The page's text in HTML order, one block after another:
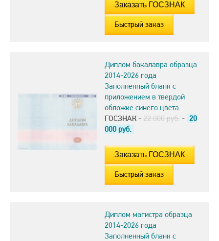
Быстрый заказ
Диплом бакалавра образца
2014-2026 года
Заполненный бланк с
приложением в твердой
обложке синего цвета
ГОСЗНАК - 22.000 руб. - 20
000 руб.
Быстрый заказ
Диплом магистра образца
2014-2026 года
Заполненный бланк с